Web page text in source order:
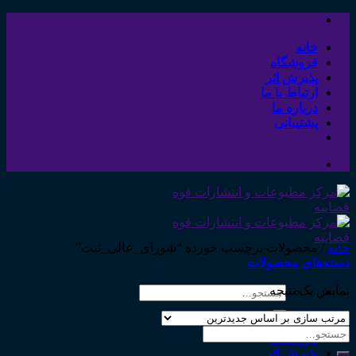
Skip
contentخانه
فروشگاه
پذیرش اثر
ارتباط با ما
درباره ما
پشتیبانی
جستجو
خانه
فروشگاه
پذیرش اثر
خانه /محصولات برچسب خورده “شورای_عالی_ثبت”
دسته‌های محصولات
نمایش یک نتیجه
جستجو